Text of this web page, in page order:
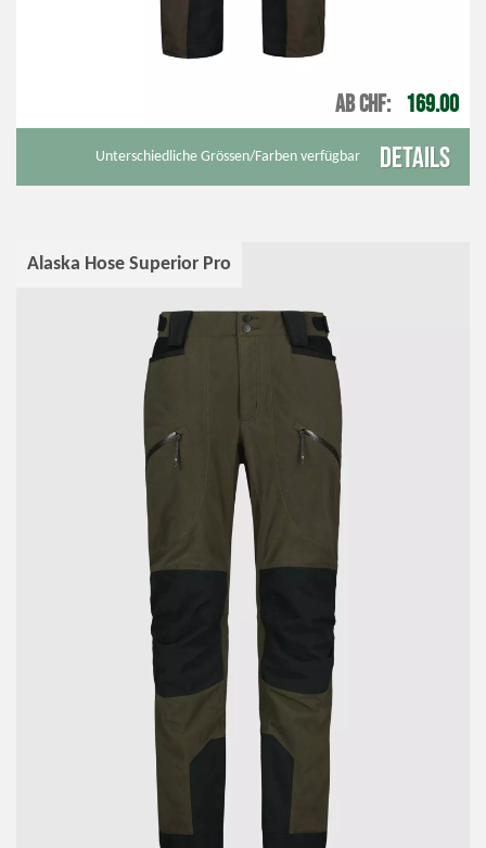
AB CHF 169.00
Unterschiedliche Grössen/Farben verfügbar Details
Alaska Hose Superior Pro